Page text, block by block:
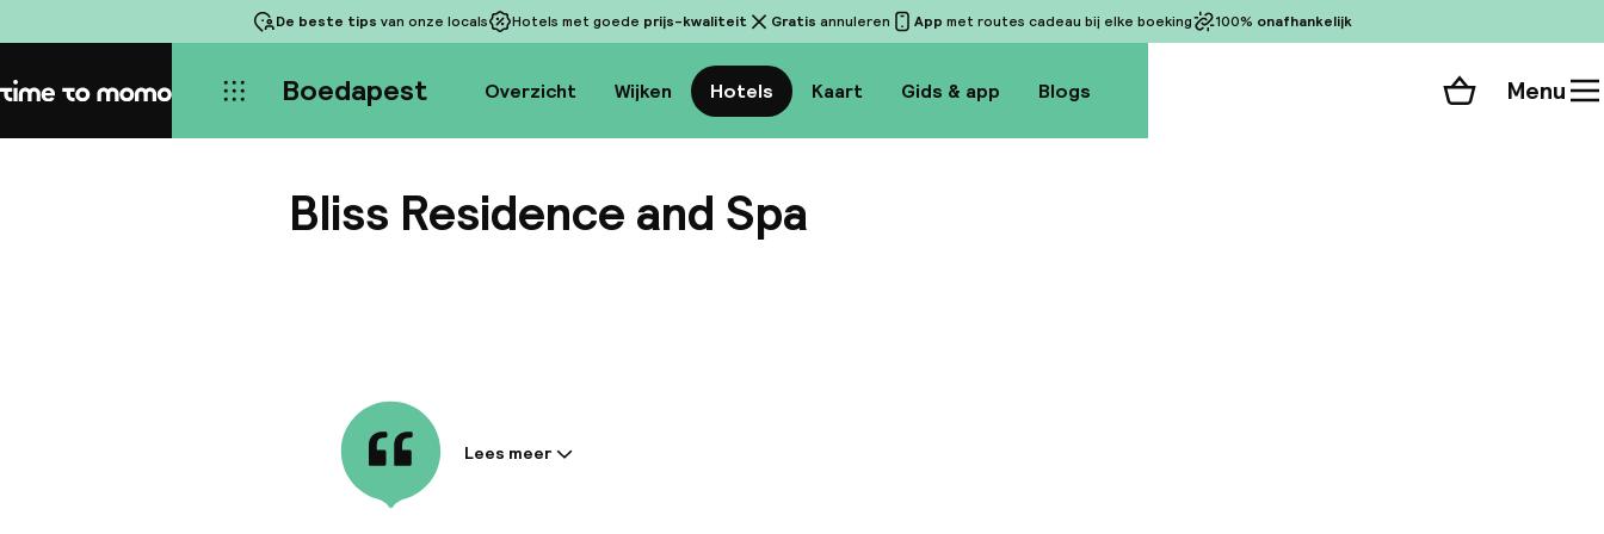
De beste tips van onze locals Hotels met goede prijs-kwaliteit Gratis annuleren App met routes cadeau bij elke boeking 100% onafhankelijk
Home Boedapest Overzicht Wijken Hotels Kaart Gids & app Blogs Winkelmand
Menu
Bliss Residence and Spa
Informatie gedeeld door de accommodatie:
Lees meer